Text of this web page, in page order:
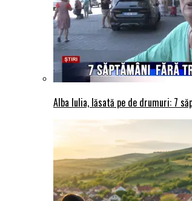
Alba Iulia, lăsată pe de drumuri: 7